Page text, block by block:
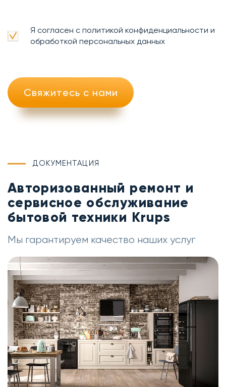
Я согласен с политикой конфиденциальности и
обработкой персональных данных
Свяжитесь с нами
ДОКУМЕНТАЦИЯ
Авторизованный ремонт и
сервисное обслуживание
бытовой техники Krups
Мы гарантируем качество наших услуг